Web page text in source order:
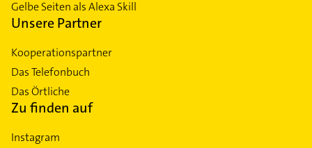
Gelbe Seiten als Alexa Skill
Unsere Partner
Kooperationspartner
Das Telefonbuch
Das Örtliche
Zu finden auf
Instagram